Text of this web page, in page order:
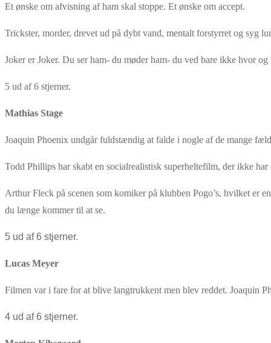
Et ønske om afvisning af ham skal stoppe. Et ønske om accept.
Trickster, morder, drevet ud på dybt vand, mentalt forstyrret og syg
Joker er Joker. Du ser ham- du møder ham- du ved bare ikke hvor og
5 ud af 6 stjerner.
Mathias Stage
Joaquin Phoenix undgår fuldstændig at falde i nogle af de mange
Todd Phillips har skabt en socialrealistisk superheltefilm, der ikke
Arthur Fleck på scenen som komiker på klubben Pogo’s, hvilket er
du længe kommer til at se.
5 ud af 6 stjerner.
Lucas Meyer
Filmen var i fare for at blive langtrukkent men blev reddet. Joaquin
4 ud af 6 stjerner.